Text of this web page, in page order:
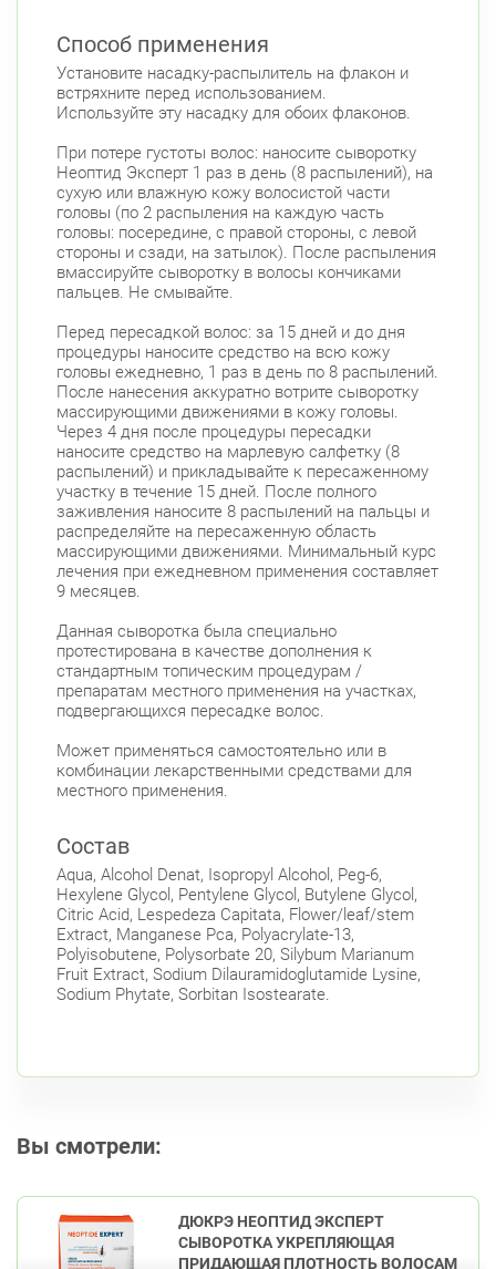
Способ применения
Установите насадку-распылитель на флакон и
встряхните перед использованием.
Используйте эту насадку для обоих флаконов.
При потере густоты волос: наносите сыворотку
Неоптид Эксперт 1 раз в день (8 распылений), на
сухую или влажную кожу волосистой части
головы (по 2 распыления на каждую часть
головы: посередине, с правой стороны, с левой
стороны и сзади, на затылок). После распыления
вмассируйте сыворотку в волосы кончиками
пальцев. Не смывайте.
Перед пересадкой волос: за 15 дней и до дня
процедуры наносите средство на всю кожу
головы ежедневно, 1 раз в день по 8 распылений.
После нанесения аккуратно вотрите сыворотку
массирующими движениями в кожу головы.
Через 4 дня после процедуры пересадки
наносите средство на марлевую салфетку (8
распылений) и прикладывайте к пересаженному
участку в течение 15 дней. После полного
заживления наносите 8 распылений на пальцы и
распределяйте на пересаженную область
массирующими движениями. Минимальный курс
лечения при ежедневном применения составляет
9 месяцев.
Данная сыворотка была специально
протестирована в качестве дополнения к
стандартным топическим процедурам /
препаратам местного применения на участках,
подвергающихся пересадке волос.
Может применяться самостоятельно или в
комбинации лекарственными средствами для
местного применения.
Состав
Aqua, Alcohol Denat, Isopropyl Alcohol, Peg-6,
Hexylene Glycol, Pentylene Glycol, Butylene Glycol,
Citric Acid, Lespedeza Capitata, Flower/leaf/stem
Extract, Manganese Pca, Polyacrylate-13,
Polyisobutene, Polysorbate 20, Silybum Marianum
Fruit Extract, Sodium Dilauramidoglutamide Lysine,
Sodium Phytate, Sorbitan Isostearate.
Вы смотрели:
ДЮКРЭ НЕОПТИД ЭКСПЕРТ
СЫВОРОТКА УКРЕПЛЯЮЩАЯ
ПРИДАЮЩАЯ ПЛОТНОСТЬ ВОЛОСАМ